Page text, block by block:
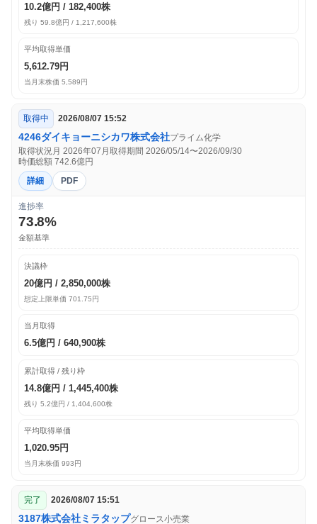
10.2億円 / 182,400株
残り 59.8億円 / 1,217,600株
平均取得単価
5,612.79円
当月末株価 5,589円
取得中 2026/08/07 15:52
4246ダイキョーニシカワ株式会社プライム化学
取得状況月 2026年07月取得期間 2026/05/14〜2026/09/30
時価総額 742.6億円
詳細
PDF
進捗率
73.8%
金額基準
決議枠
20億円 / 2,850,000株
想定上限単価 701.75円
当月取得
6.5億円 / 640,900株
累計取得 / 残り枠
14.8億円 / 1,445,400株
残り 5.2億円 / 1,404,600株
平均取得単価
1,020.95円
当月末株価 993円
完了 2026/08/07 15:51
3187株式会社ミラタップグロース小売業